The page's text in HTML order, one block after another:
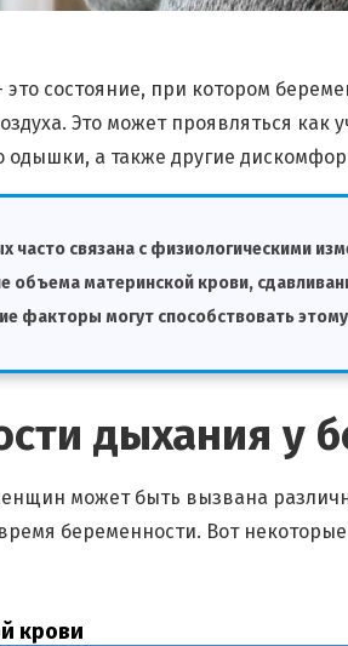
состояние, при котором
Это может проявляться как
одышки, а также другие
часто связана с физиологическими
объема материнской крови,
факторы могут способствовать
дыхания у
может быть вызвана
беременности. Вот
крови